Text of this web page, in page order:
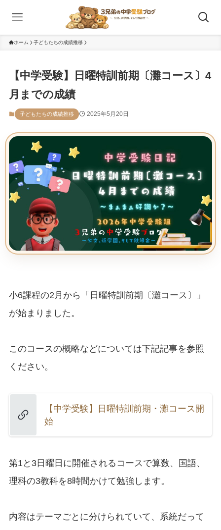
ホーム 子どもたちの成績推移
【中学受験】日曜特訓前期〔灘コース〕4
月までの成績
子どもたちの成績推移 2025年5月20日
小6課程の2月から「日曜特訓前期〔灘コース〕」
が始まりました。
このコースの概略などについては下記記事を参照
ください。
【中学受験】日曜特訓前期・灘コース開
始
第1と3日曜日に開催されるコースで算数、国語、
理科の3教科を8時間かけて勉強します。
内容はテーマごとに分けられていて、系統だって